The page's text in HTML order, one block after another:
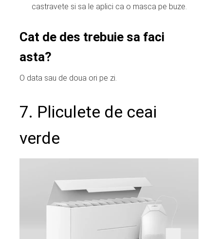
castravete si sa le aplici ca o masca pe buze.
Cat de des trebuie sa faci
asta?
O data sau de doua ori pe zi.
7. Pliculete de ceai
verde